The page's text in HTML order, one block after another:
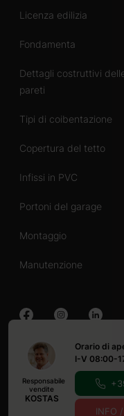
Licenza edilizia
Fondamenta
Dettagli costruttivi
pareti
Tipi di coibentazione
Copertura del tetto
Infissi in PVC
Portoni del garage
Montaggio
Manutenzione
Case in legno
40-60 mq
60-80 mq
Casette in legno
20-mq
Responsabile
vendite
KOSTAS
Orario di
I-V 08:00-
INFO